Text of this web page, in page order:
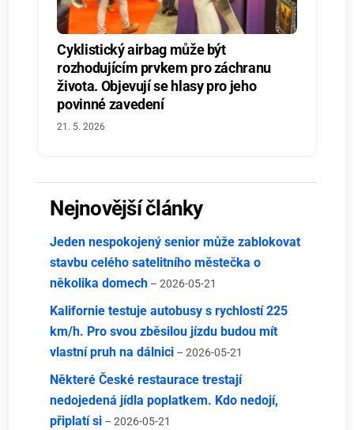
Cyklistický airbag může být
rozhodujícím prvkem pro záchranu
života. Objevují se hlasy pro jeho
povinné zavedení
21. 5. 2026
Nejnovější články
Jeden nespokojený senior může zablokovat
stavbu celého satelitního městečka o
několika domech – 2026-05-21
Kalifornie testuje autobusy s rychlostí 225
km/h. Pro svou zběsilou jízdu budou mít
vlastní pruh na dálnici – 2026-05-21
Některé České restaurace trestají
nedojedená jídla poplatkem. Kdo nedojí,
připlatí si – 2026-05-21